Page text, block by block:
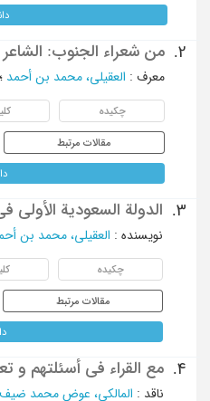
2. من شعراء الجنوب: الشاعر
معرف : العقیلی، محمد بن أحمد ؛
چکیده
مقالات مرتبط
3. الدولة السعودیة الأولی
نویسنده : العقیلی، محمد بن
چکیده
مقالات مرتبط
4. مع القراء فی أسئلتهم و
ناقد : المالکی، عوض محمد ضیف